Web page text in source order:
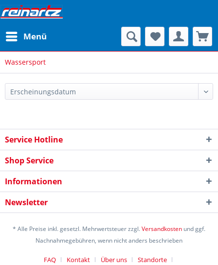
Menü
Wassersport
Service Hotline
Shop Service
Informationen
Newsletter
* Alle Preise inkl. gesetzl. Mehrwertsteuer zzgl.Versandkosten und ggf.
Nachnahmegebühren, wenn nicht anders beschrieben
FAQ Kontakt Über uns
Standorte